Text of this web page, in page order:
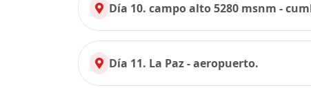
Día 10. campo alto 5280 msnm -
Día 11. La Paz - aeropuerto.